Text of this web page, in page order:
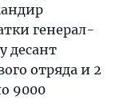
генерал-
десант
отряда и 2
9000